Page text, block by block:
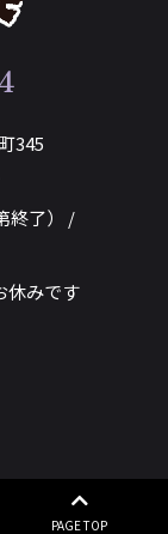
345
終了） /
みです
PAGE TOP